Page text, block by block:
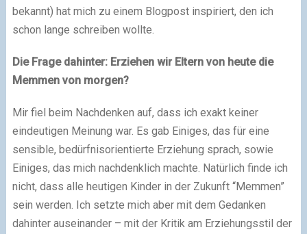
bekannt) hat mich zu einem Blogpost inspiriert, den ich
schon lange schreiben wollte.
Die Frage dahinter: Erziehen wir Eltern von heute die
Memmen von morgen?
Mir fiel beim Nachdenken auf, dass ich exakt keiner
eindeutigen Meinung war. Es gab Einiges, das für eine
sensible, bedürfnisorientierte Erziehung sprach, sowie
Einiges, das mich nachdenklich machte. Natürlich finde ich
nicht, dass alle heutigen Kinder in der Zukunft “Memmen”
sein werden. Ich setzte mich aber mit dem Gedanken
dahinter auseinander – mit der Kritik am Erziehungsstil der